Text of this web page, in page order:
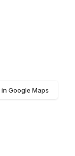
Google Maps